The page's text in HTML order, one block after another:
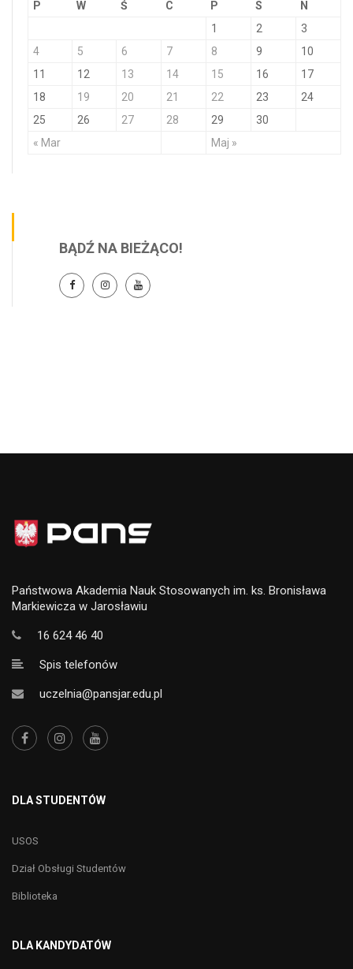
P W Ś C P S N
« Mar Maj »
1 2
3
4
5 6 7 8 9
10
11
12 13 14 15 16
17
18
19 20 21 22 23
24
25
26 27 28 29 30
BĄDŹ NA BIEŻĄCO!
Państwowa Akademia Nauk Stosowanych im. ks. Bronisława
Markiewicza w Jarosławiu
16 624 46 40
Spis telefonów
uczelnia@pansjar.edu.pl
DLA STUDENTÓW
USOS
Dział Obsługi Studentów
Biblioteka
DLA KANDYDATÓW